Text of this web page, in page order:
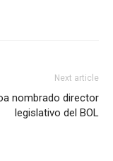
Next article
nombrado director
legislativo del BOL